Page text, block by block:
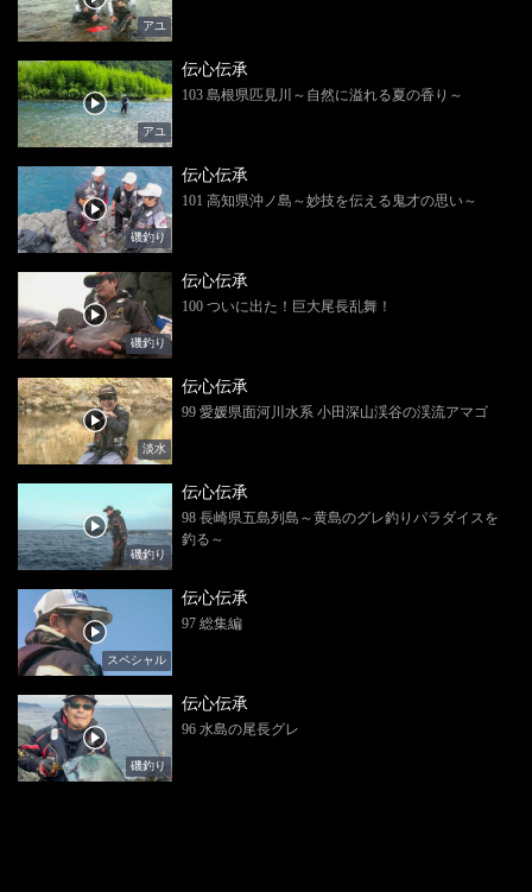
アユ
アユ
伝心伝承
103 島根県匹見川～自然に溢れる夏の香り～
磯釣り
伝心伝承
101 高知県沖ノ島～妙技を伝える鬼才の思い～
磯釣り
伝心伝承
100 ついに出た！巨大尾長乱舞！
淡水
伝心伝承
99 愛媛県面河川水系 小田深山渓谷の渓流アマゴ
磯釣り
伝心伝承
98 長崎県五島列島～黄島のグレ釣りパラダイスを
釣る～
スペシャル
伝心伝承
97 総集編
磯釣り
伝心伝承
96 水島の尾長グレ